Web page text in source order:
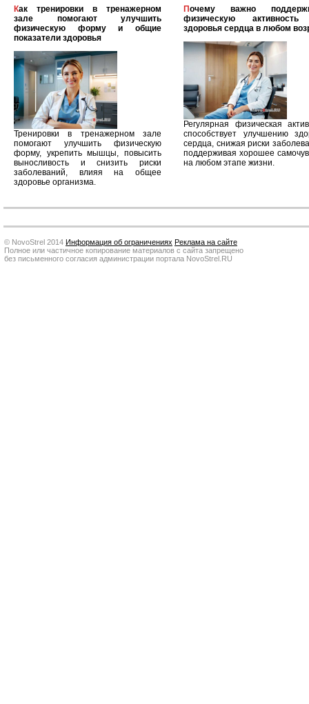
Как тренировки в тренажерном
зале помогают улучшить
физическую форму и общие
показатели здоровья
Тренировки в тренажерном зале
помогают улучшить физическую
форму, укрепить мышцы, повысить
выносливость и снизить риски
заболеваний, влияя на общее
здоровье организма.
Почему важно поддерживать
физическую
здоровья сердца в любом
Регулярная физическая
способствует улучшению
сердца, снижая риски
поддерживая хорошее
на любом этапе жизни.
© NovoStrel 2014 Информация об ограничениях Реклама на сайте
Полное или частичное копирование материалов с сайта запрещено
без письменного согласия администрации портала NovoStrel.RU